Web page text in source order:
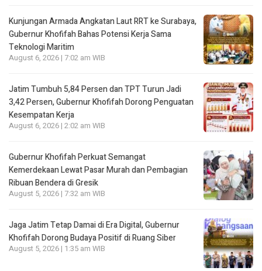
Kunjungan Armada Angkatan Laut RRT ke Surabaya,
Gubernur Khofifah Bahas Potensi Kerja Sama
Teknologi Maritim
August 6, 2026 | 7:02 am WIB
Jatim Tumbuh 5,84 Persen dan TPT Turun Jadi
3,42 Persen, Gubernur Khofifah Dorong Penguatan
Kesempatan Kerja
August 6, 2026 | 2:02 am WIB
Gubernur Khofifah Perkuat Semangat
Kemerdekaan Lewat Pasar Murah dan Pembagian
Ribuan Bendera di Gresik
August 5, 2026 | 7:32 am WIB
Jaga Jatim Tetap Damai di Era Digital, Gubernur
Khofifah Dorong Budaya Positif di Ruang Siber
August 5, 2026 | 1:35 am WIB